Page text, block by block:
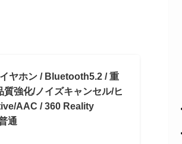
ヤホン / Bluetooth5.2 / 重
強化/ノイズキャンセル/ヒ
AAC / 360 Reality
通